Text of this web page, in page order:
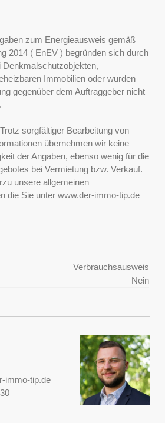
zum Energieausweis gemäß
2014 ( EnEV ) begründen sich durch
Denkmalschutzobjekten,
Immobilien oder wurden
gegenüber dem Auftraggeber nicht
sorgfältiger Bearbeitung von
übernehmen wir keine
der Angaben, ebenso wenig für die
bei Vermietung bzw. Verkauf.
unsere allgemeinen
die Sie unter www.der-immo-tip.de
Verbrauchsausweis
Nein
immo-tip.de